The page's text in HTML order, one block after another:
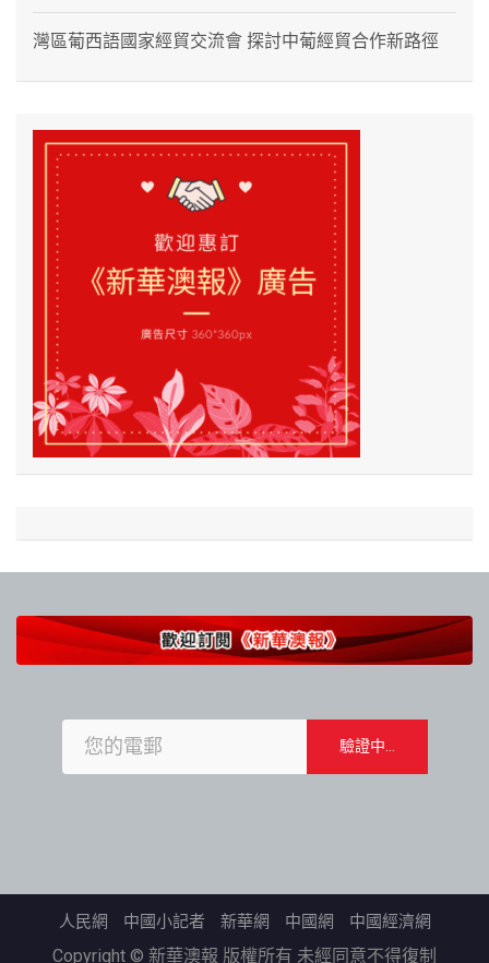
灣區葡西語國家經貿交流會 探討中葡經貿合作新路徑
人民網 中國小記者 新華網 中國網 中國經濟網
Copyright © 新華澳報 版權所有 未經同意不得復制